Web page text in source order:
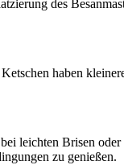
des
haben
leichten Brisen
zu genießen.